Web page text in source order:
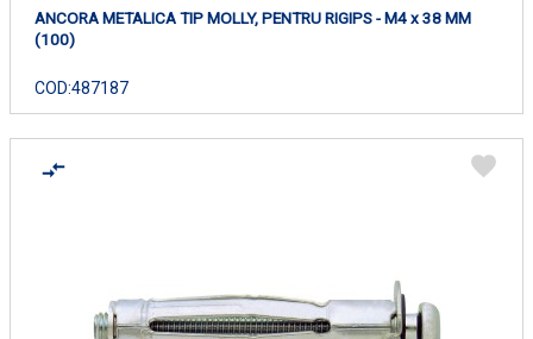
ANCORA METALICA TIP MOLLY, PENTRU RIGIPS - M4 x 38 MM
(100)
COD:487187